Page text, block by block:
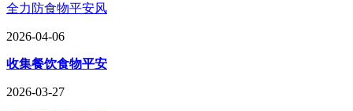
全力防食物平安风
2026-04-06
收集餐饮食物平安
2026-03-27